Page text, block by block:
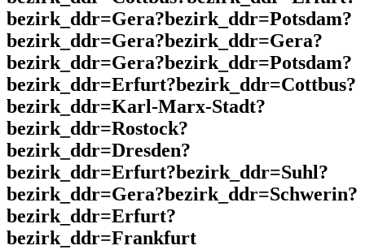
bezirk_ddr=Gera?bezirk_ddr=Potsdam?
bezirk_ddr=Gera?bezirk_ddr=Gera?
bezirk_ddr=Gera?bezirk_ddr=Potsdam?
bezirk_ddr=Erfurt?bezirk_ddr=Cottbus?
bezirk_ddr=Karl-Marx-Stadt?
bezirk_ddr=Rostock?
bezirk_ddr=Dresden?
bezirk_ddr=Erfurt?bezirk_ddr=Suhl?
bezirk_ddr=Gera?bezirk_ddr=Schwerin?
bezirk_ddr=Erfurt?
bezirk_ddr=Frankfurt